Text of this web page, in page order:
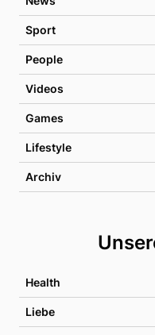
Sport
People
Videos
Games
Lifestyle
Archiv
Health
Liebe